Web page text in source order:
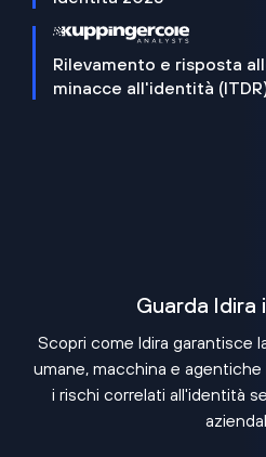
Rilevamento e risposta
minacce all'identità
Guarda Idira
Scopri come Idira garantisce
umane, macchina e agentiche
i rischi correlati all'identità